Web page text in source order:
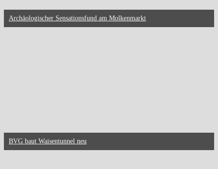
Archäologischer Sensationsfund am Molkenmarkt
BVG baut Waisentunnel neu